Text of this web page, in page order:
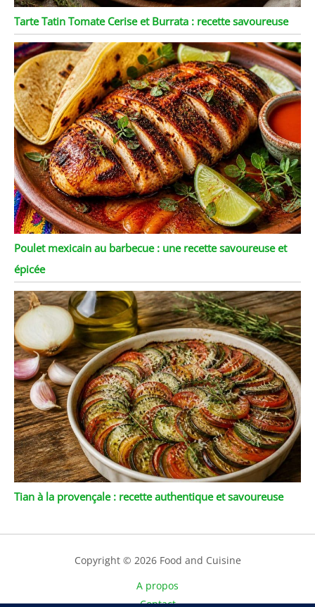
Tarte Tatin Tomate Cerise et Burrata : recette savoureuse
Poulet mexicain au barbecue : une recette savoureuse et
épicée
Tian à la provençale : recette authentique et savoureuse
Copyright © 2026 Food and Cuisine
A propos
Contact